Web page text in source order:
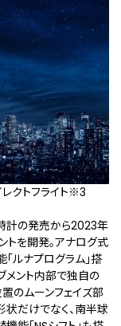
クトフライト※3
計の発売から2023年
トを開発。アナログ式
ルナプログラム」搭
メント内部で独自の
のムーンフェイズ部
だけでなく、南半球